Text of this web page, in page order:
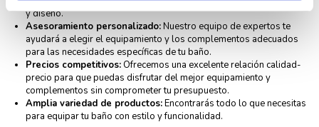
y diseño.
Asesoramiento personalizado:Nuestro equipo de expertos te
ayudará a elegir el equipamiento y los complementos adecuados
para las necesidades específicas de tu baño.
Precios competitivos:Ofrecemos una excelente relación calidad-
precio para que puedas disfrutar del mejor equipamiento y
complementos sin comprometer tu presupuesto.
Amplia variedad de productos:Encontrarás todo lo que necesitas
para equipar tu baño con estilo y funcionalidad.